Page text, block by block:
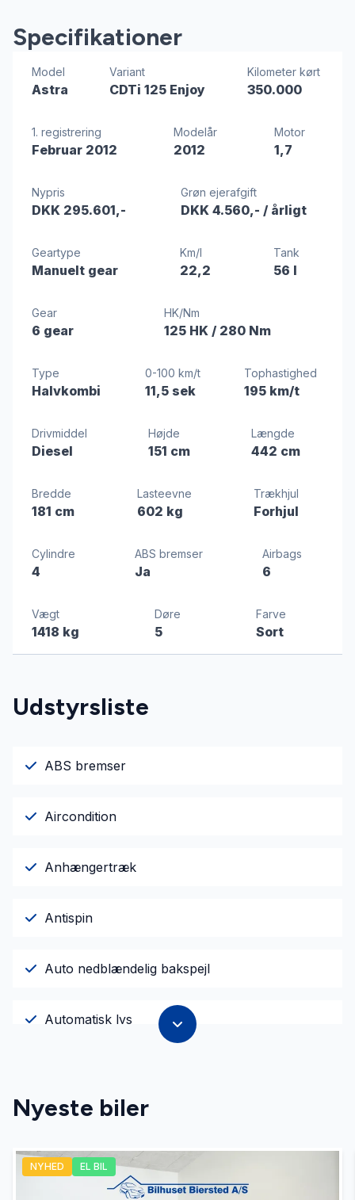
Specifikationer
Model
Astra
Variant
CDTi 125 Enjoy
Kilometer kørt
350.000
1. registrering
Februar 2012
Modelår
2012
Motor
1,7
Nypris
DKK 295.601,-
Grøn ejerafgift
DKK 4.560,- / årligt
Geartype
Manuelt gear
Km/l
22,2
Tank
56 l
Gear
6 gear
HK/Nm
125 HK / 280 Nm
Type
Halvkombi
0-100 km/t
11,5 sek
Tophastighed
195 km/t
Drivmiddel
Diesel
Højde
151 cm
Længde
442 cm
Bredde
181 cm
Lasteevne
602 kg
Trækhjul
Forhjul
Cylindre
4
ABS bremser
Ja
Airbags
6
Vægt
1418 kg
Døre
5
Farve
Sort
Udstyrsliste
ABS bremser
Aircondition
Anhængertræk
Antispin
Auto nedblændelig bakspejl
Automatisk lys
Bluetooth
El-ruder
Nyeste biler
NYHED EL BIL